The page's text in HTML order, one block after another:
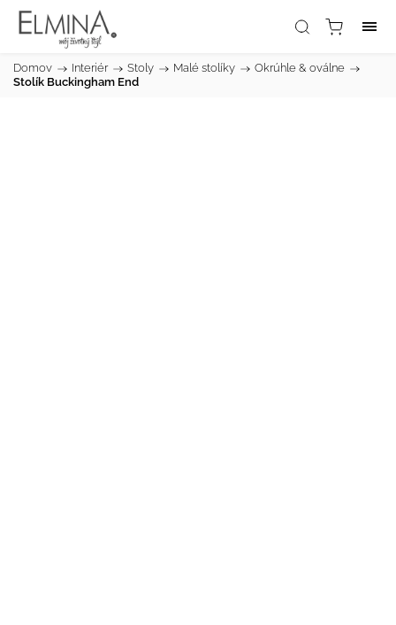
Domov / Interiér / Stoly / Malé stolíky / Okrúhle & oválne /
Stolík Buckingham End